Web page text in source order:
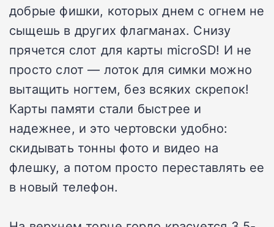
добрые фишки, которых днем с огнем не
сыщешь в других флагманах. Снизу
прячется слот для карты microSD! И не
просто слот — лоток для симки можно
вытащить ногтем, без всяких скрепок!
Карты памяти стали быстрее и
надежнее, и это чертовски удобно:
скидывать тонны фото и видео на
флешку, а потом просто переставлять ее
в новый телефон.